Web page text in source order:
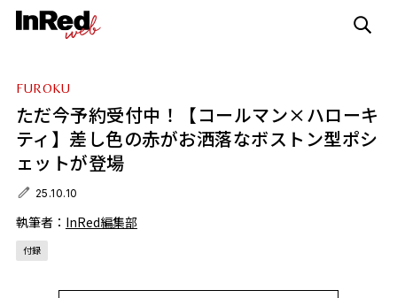
FUROKU
ただ今予約受付中！【コールマン×ハローキ
ティ】差し色の赤がお洒落なボストン型ポシ
ェットが登場
25.10.10
執筆者： InRed編集部
付録